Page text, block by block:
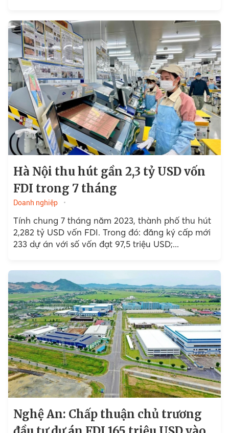
chú ý
Hà Nội thu hút gần 2,3 tỷ USD vốn
FDI trong 7 tháng
Doanh nghiệp
Tính chung 7 tháng năm 2023, thành phố thu hút
2,282 tỷ USD vốn FDI. Trong đó: đăng ký cấp mới
233 dự án với số vốn đạt 97,5 triệu USD;...
Nghệ An: Chấp thuận chủ trương